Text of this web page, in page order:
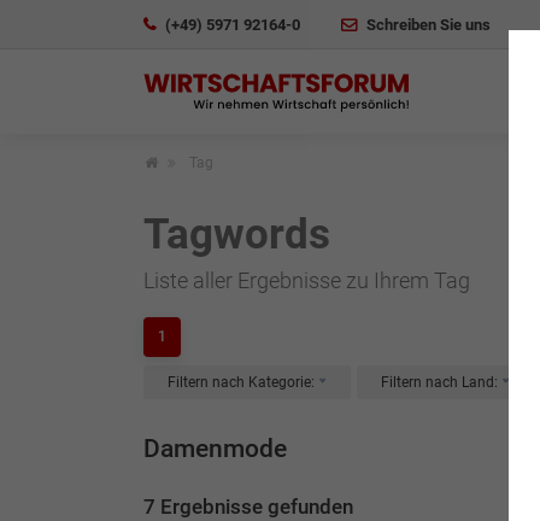
(+49) 5971 92164-0 Schreiben Sie uns
Tag
Tagwords
Liste aller Ergebnisse zu Ihrem Tag
1
Filtern nach Kategorie: Filtern nach Land:
Damenmode
7 Ergebnisse gefunden